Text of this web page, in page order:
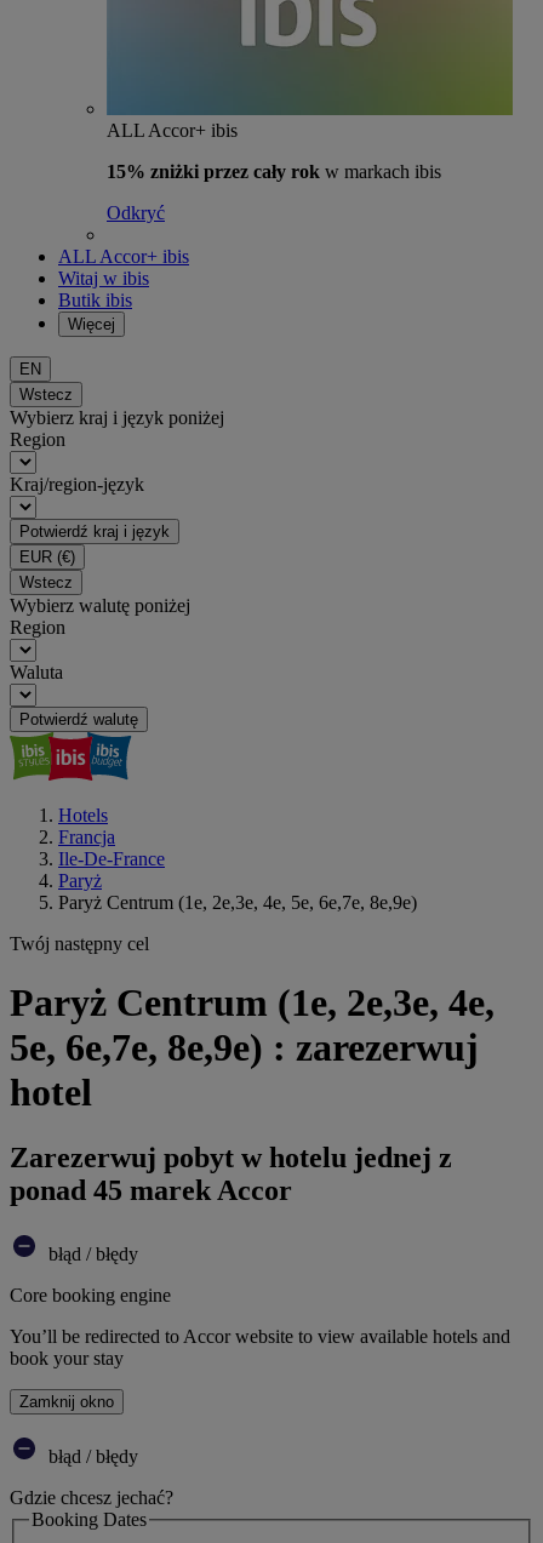
ALL Accor+ ibis
15% zniżki przez cały rok w markach ibis
Odkryć
ALL Accor+ ibis
Witaj w ibis
Butik ibis
Więcej
EN
Wstecz
Wybierz kraj i język poniżej
Region
Kraj/region-język
Potwierdź kraj i język
EUR (€)
Wstecz
Wybierz walutę poniżej
Region
Waluta
Potwierdź walutę
Hotels
Francja
Ile-De-France
Paryż
Paryż Centrum (1e, 2e,3e, 4e, 5e, 6e,7e, 8e,9e)
Twój następny cel
Paryż Centrum (1e, 2e,3e, 4e,
5e, 6e,7e, 8e,9e) : zarezerwuj
hotel
Zarezerwuj pobyt w hotelu jednej z
ponad 45 marek Accor
błąd / błędy
Core booking engine
You’ll be redirected to Accor website to view available hotels and
book your stay
Zamknij okno
błąd / błędy
Gdzie chcesz jechać?
Booking Dates